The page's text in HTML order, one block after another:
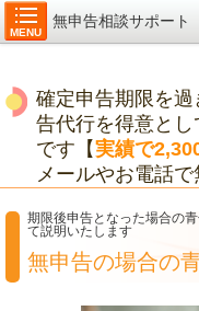
MENU
無申告相談サポート
確定申告期限を
告代行を得意と
です【実績で
メールやお電話で
期限後申告となった場合の
て説明いたします
無申告の場合の